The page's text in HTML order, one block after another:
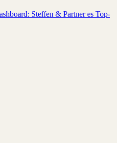
Steffen & Partner es Top-